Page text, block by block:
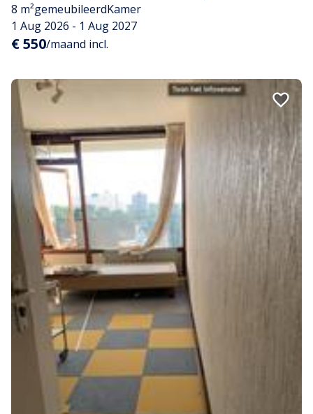
8 m²gemeubileerdKamer
1 Aug 2026 - 1 Aug 2027
€ 550/maand incl.